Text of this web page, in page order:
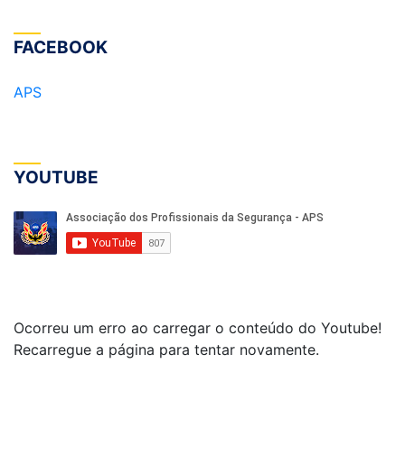
FACEBOOK
APS
YOUTUBE
Ocorreu um erro ao carregar o conteúdo do Youtube!
Recarregue a página para tentar novamente.